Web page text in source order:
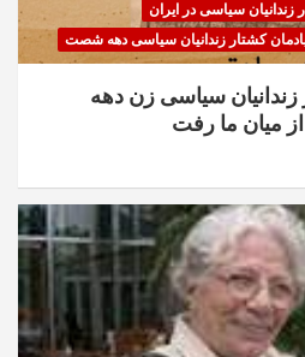
سیاسی در ایران
کشتار زندانیان سیاسی دهه شصت
زندانیان سیاسی زن دهه
میان ما رفت